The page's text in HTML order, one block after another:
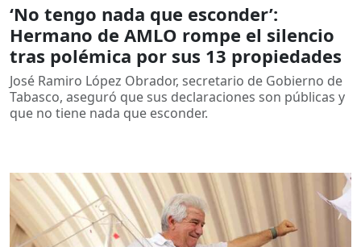
‘No tengo nada que esconder’:
Hermano de AMLO rompe el silencio
tras polémica por sus 13 propiedades
José Ramiro López Obrador, secretario de Gobierno de
Tabasco, aseguró que sus declaraciones son públicas y
que no tiene nada que esconder.